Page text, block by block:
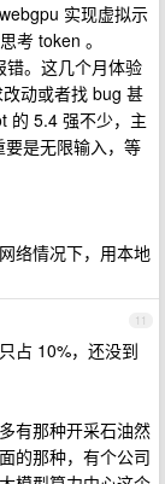
实现虚拟示
考 token 。
。这几个月体验
动或者找 bug 甚
的 5.4 强不少，主
是无限输入，等
络情况下，用本地
11
占 10%，还没到
有那种开采石油然
的那种，有个公司